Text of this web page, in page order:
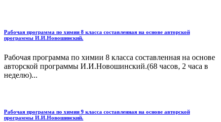
Рабочая программа по химии 8 класса составленная на основе авторской
программы И.И.Новошинский.
Рабочая программа по химии 8 класса составленная на основе
авторской программы И.И.Новошинский.(68 часов, 2 часа в
неделю)...
Рабочая программа по химии 9 класса составленная на основе авторской
программы И.И.Новошинский.